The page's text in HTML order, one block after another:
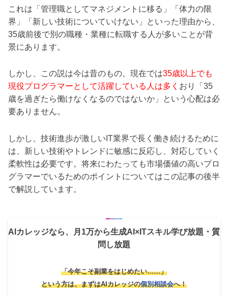
これは「管理職としてマネジメントに移る」「体力の限
界」「新しい技術についていけない」といった理由から、
35歳前後で別の職種・業種に転職する人が多いことが背
景にあります。
しかし、この説は今は昔のもの。現在では35歳以上でも
現役プログラマーとして活躍している人は多く おり「35
歳を過ぎたら働けなくなるのではないか」という心配は必
要ありません。
しかし、技術進歩が激しいIT業界で長く働き続けるために
は、新しい技術やトレンドに敏感に反応し、対応していく
柔軟性は必要です。将来にわたっても市場価値の高いプロ
グラマーでいるためのポイントについてはこの記事の後半
で解説しています。
AIカレッジなら、月1万から生成AI×ITスキル学び放題・質
問し放題
「今年こそ副業をはじめたい……」
という方は、まずはAIカレッジの個別相談会へ！